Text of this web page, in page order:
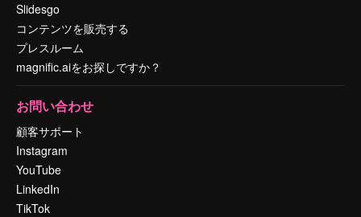
Slidesgo
コンテンツを販売する
プレスルーム
magnific.aiをお探しですか？
お問い合わせ
顧客サポート
Instagram
YouTube
LinkedIn
TikTok